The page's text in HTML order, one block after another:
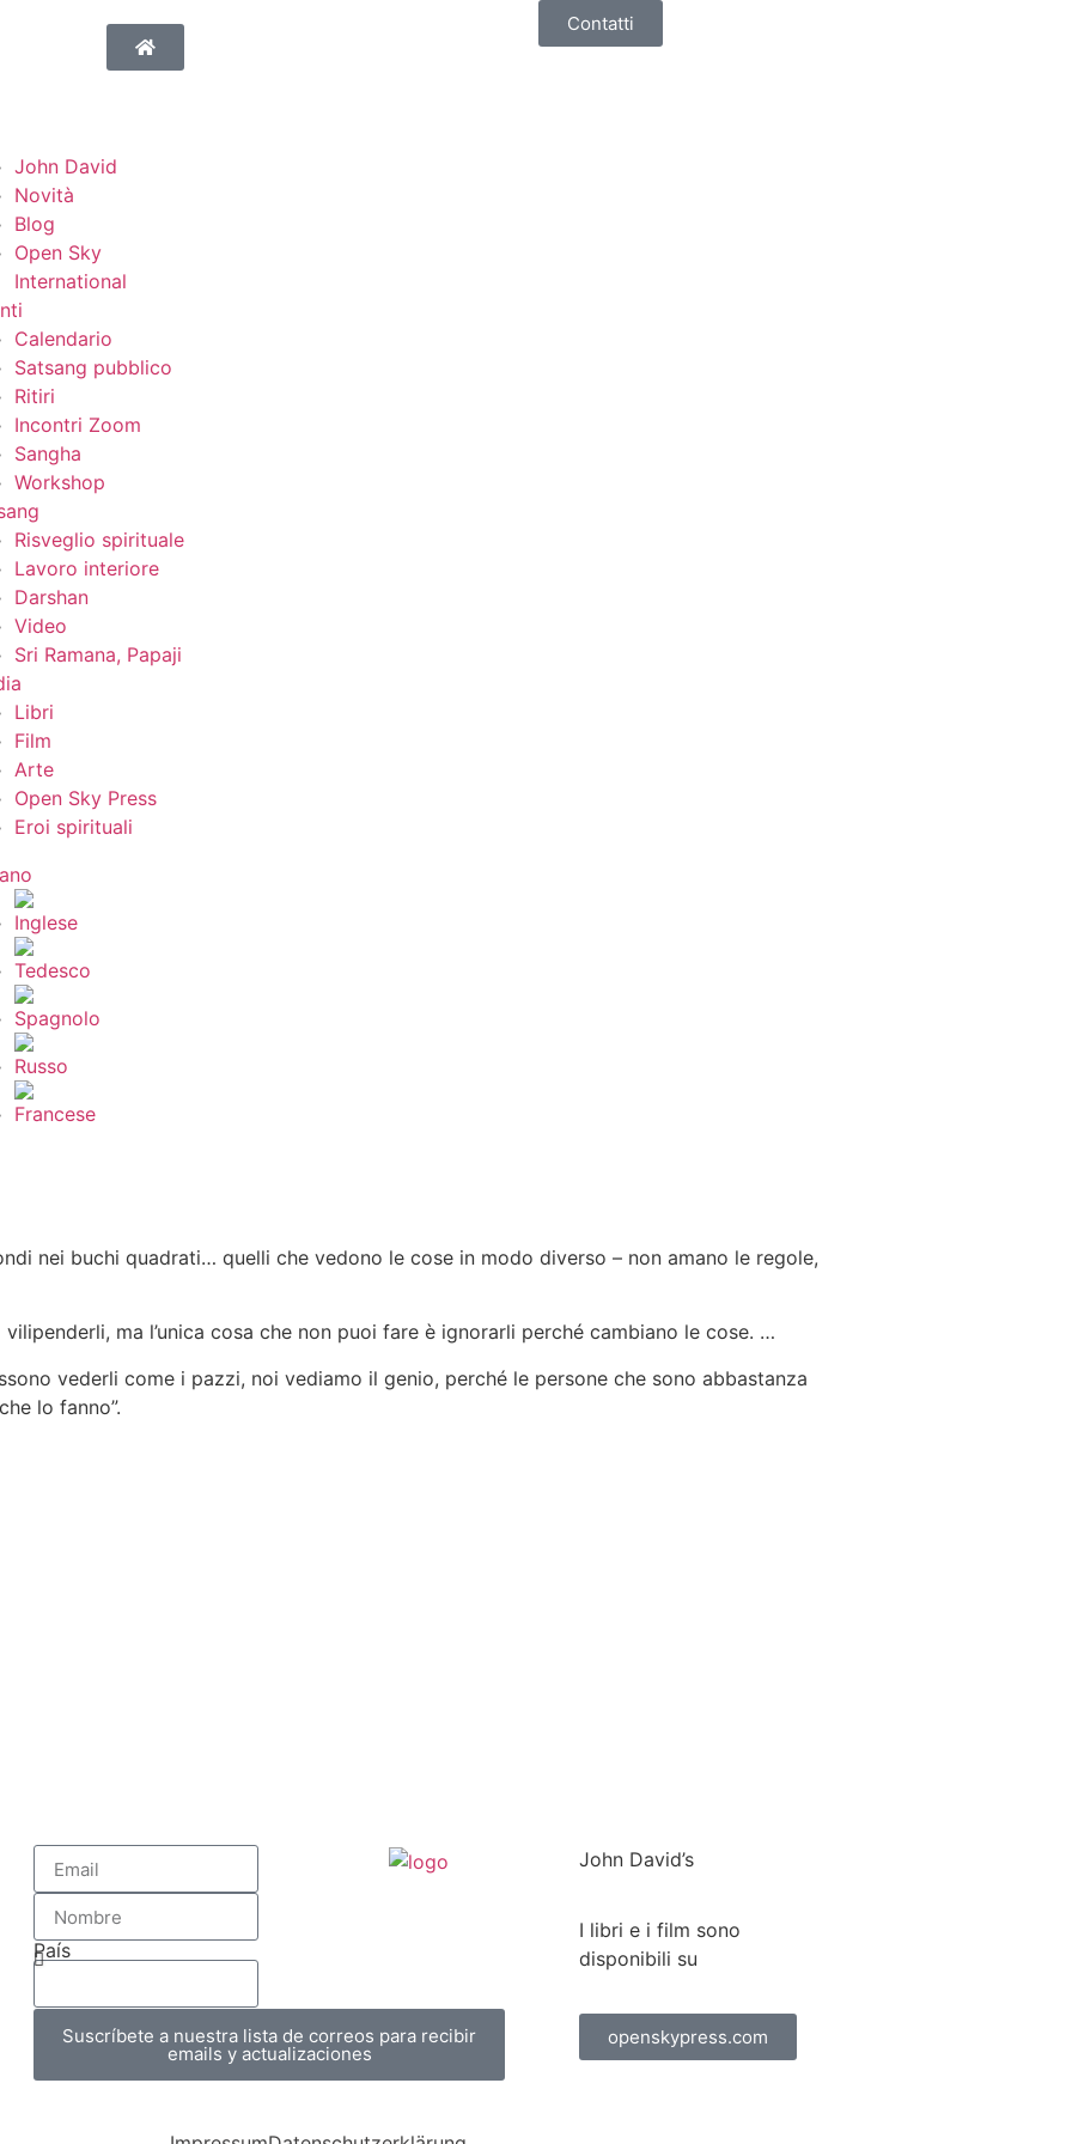
John David
Novità
Blog
Open Sky
International
Calendario
Satsang pubblico
Ritiri
Incontri Zoom
Sangha
Workshop
Risveglio spirituale
Lavoro interiore
Darshan
Video
Sri Ramana, Papaji
Libri
Film
Arte
Open Sky Press
Eroi spirituali
Contatti
nei buchi quadrati… quelli che vedono le cose in modo diverso – non amano le regole,
ma l’unica cosa che non puoi fare è ignorarli perché cambiano le cose. …
vederli come i pazzi, noi vediamo il genio, perché le persone che sono abbastanza
lo fanno”.
País
Suscríbete a nuestra lista de correos para recibir
emails y actualizaciones
John David’s
I libri e i film sono
disponibili su
openskypress.com